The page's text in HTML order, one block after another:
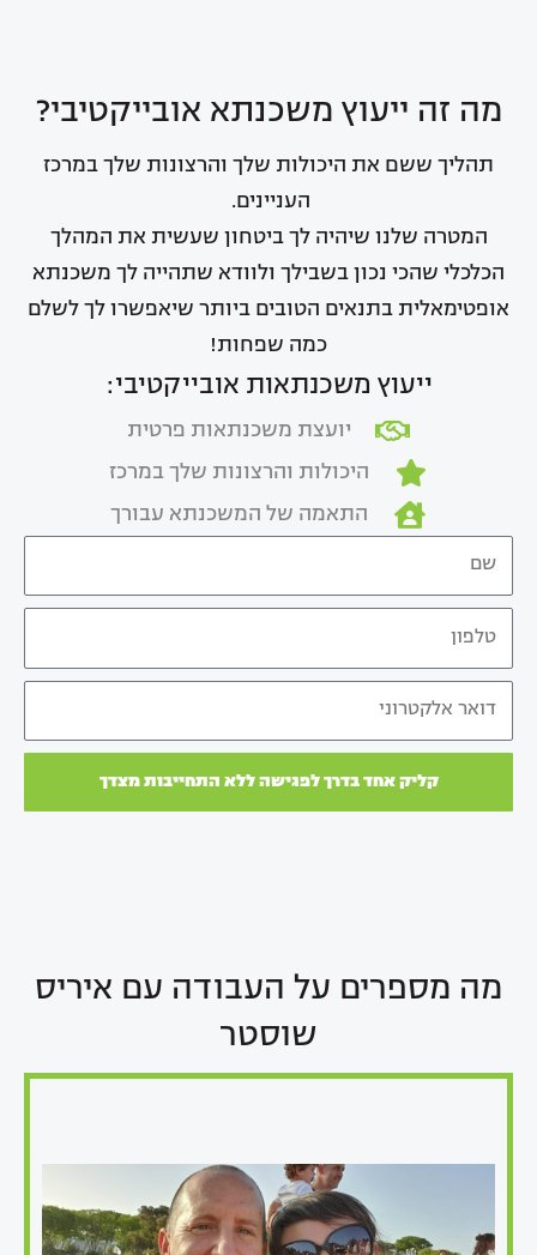
מה זה ייעוץ משכנתא אובייקטיבי?
תהליך ששם את היכולות שלך והרצונות שלך במרכז
העניינים.
המטרה שלנו שיהיה לך ביטחון שעשית את המהלך
הכלכלי שהכי נכון בשבילך ולוודא שתהייה לך משכנתא
אופטימאלית בתנאים הטובים ביותר שיאפשרו לך לשלם
כמה שפחות!
ייעוץ משכנתאות אובייקטיבי:
יועצת משכנתאות פרטית
היכולות והרצונות שלך במרכז
התאמה של המשכנתא עבורך
a
m
e
e
m
i
קליק אחד בדרך לפגישה ללא התחייבות מצדך
מה מספרים על העבודה עם איריס
שוסטר